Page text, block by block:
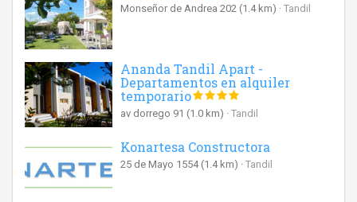
Monseñor de Andrea 202 (1.4 km) Tandil
Ananda Tandil Apart -
Departamentos en alquiler
temporario
av dorrego 91 (1.0 km) Tandil
Konartesa Constructora
25 de Mayo 1554 (1.4 km) Tandil